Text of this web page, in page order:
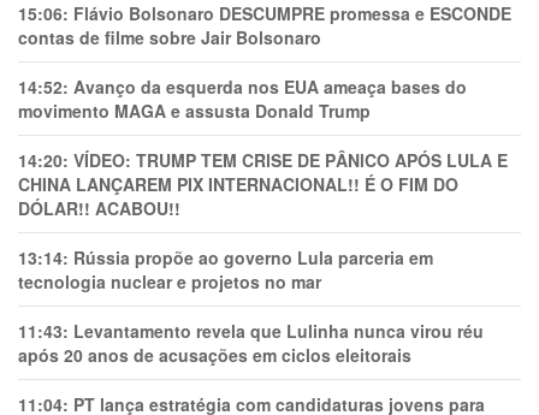
15:06: Flávio Bolsonaro DESCUMPRE promessa e ESCONDE
contas de filme sobre Jair Bolsonaro
14:52: Avanço da esquerda nos EUA ameaça bases do
movimento MAGA e assusta Donald Trump
14:20: VÍDEO: TRUMP TEM CRlSE DE PÂNlCO APÓS LULA E
CHINA LANÇAREM PIX INTERNACIONAL!! É O FIM DO
DÓLAR!! ACABOU!!
13:14: Rússia propõe ao governo Lula parceria em
tecnologia nuclear e projetos no mar
11:43: Levantamento revela que Lulinha nunca virou réu
após 20 anos de acusações em ciclos eleitorais
11:04: PT lança estratégia com candidaturas jovens para